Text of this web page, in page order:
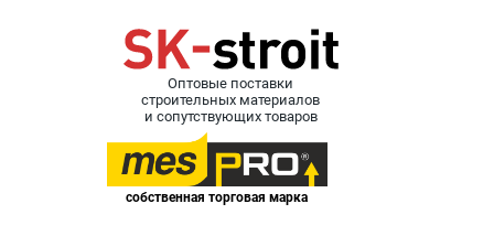
Оптовые поставки
строительных материалов
и сопутствующих товаров
собственная торговая марка